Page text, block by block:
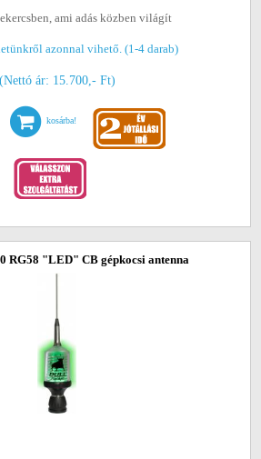
ami adás közben világít
azonnal vihető. (1-4 darab)
ár: 15.700,- Ft)
kosárba!
RG58 "LED" CB gépkocsi antenna